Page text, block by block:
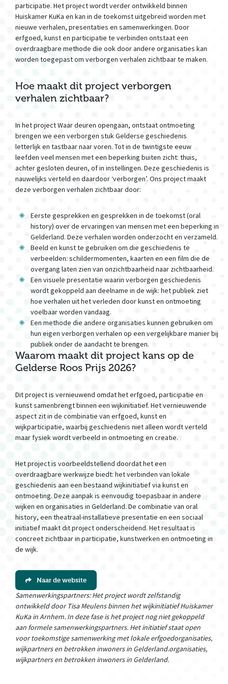
participatie. Het project wordt verder ontwikkeld binnen
Huiskamer KuKa en kan in de toekomst uitgebreid worden met
nieuwe verhalen, presentaties en samenwerkingen. Door
erfgoed, kunst en participatie te verbinden ontstaat een
overdraagbare methode die ook door andere organisaties kan
worden toegepast om verborgen verhalen zichtbaar te maken.
Hoe maakt dit project verborgen
verhalen zichtbaar?
In het project Waar deuren opengaan, ontstaat ontmoeting
brengen we een verborgen stuk Gelderse geschiedenis
letterlijk en tastbaar naar voren. Tot in de twintigste eeuw
leefden veel mensen met een beperking buiten zicht: thuis,
achter gesloten deuren, of in instellingen. Deze geschiedenis is
nauwelijks verteld en daardoor ‘verborgen’. Ons project maakt
deze verborgen verhalen zichtbaar door:
Eerste gesprekken en gesprekken in de toekomst (oral
history) over de ervaringen van mensen met een beperking in
Gelderland. Deze verhalen worden onderzocht en verzameld.
Beeld en kunst te gebruiken om die geschiedenis te
verbeelden: schildermomenten, kaarten en een film die de
overgang laten zien van onzichtbaarheid naar zichtbaarheid.
Een visuele presentatie waarin verborgen geschiedenis
wordt gekoppeld aan deelname in de wijk: het publiek ziet
hoe verhalen uit het verleden door kunst en ontmoeting
voelbaar worden vandaag.
Een methode die andere organisaties kunnen gebruiken om
hun eigen verborgen verhalen op een vergelijkbare manier bij
publiek onder de aandacht te brengen.
Waarom maakt dit project kans op de
Gelderse Roos Prijs 2026?
Dit project is vernieuwend omdat het erfgoed, participatie en
kunst samenbrengt binnen een wijkinitiatief. Het vernieuwende
aspect zit in de combinatie van erfgoed, kunst en
wijkparticipatie, waarbij geschiedenis niet alleen wordt verteld
maar fysiek wordt verbeeld in ontmoeting en creatie.
Het project is voorbeeldstellend doordat het een
overdraagbare werkwijze biedt: het verbinden van lokale
geschiedenis aan een bestaand wijkinitiatief via kunst en
ontmoeting. Deze aanpak is eenvoudig toepasbaar in andere
wijken en organisaties in Gelderland. De combinatie van oral
history, een theatraal-installatieve presentatie en een sociaal
initiatief maakt dit project onderscheidend. Het resultaat is
concreet zichtbaar in participatie, kunstwerken en ontmoeting in
de wijk.
Naar de website
Samenwerkingspartners: Het project wordt zelfstandig
ontwikkeld door Tisa Meulens binnen het wijkinitiatief Huiskamer
KuKa in Arnhem. In deze fase is het project nog niet gekoppeld
aan formele samenwerkingspartners. Het initiatief staat open
voor toekomstige samenwerking met lokale erfgoedorganisaties,
wijkpartners en betrokken inwoners in Gelderland.organisaties,
wijkpartners en betrokken inwoners in Gelderland.